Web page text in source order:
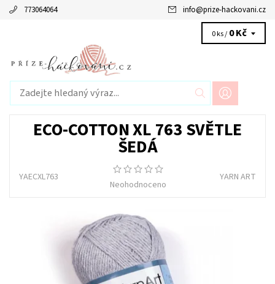
773064064 info@prize-hackovani.cz
0 ks / 0 Kč
ECO-COTTON XL 763 SVĚTLE
ŠEDÁ
YAECXL763
Neohodnoceno
YARN ART